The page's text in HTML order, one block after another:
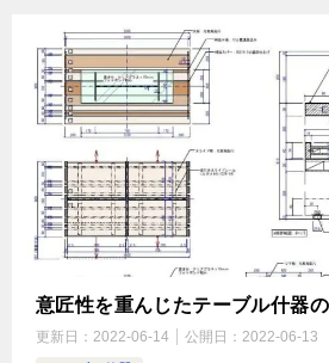
意匠性を重んじたテーブル什器
更新日： 2022-06-14 公開日： 2022-06-13